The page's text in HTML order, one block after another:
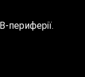
периферії.